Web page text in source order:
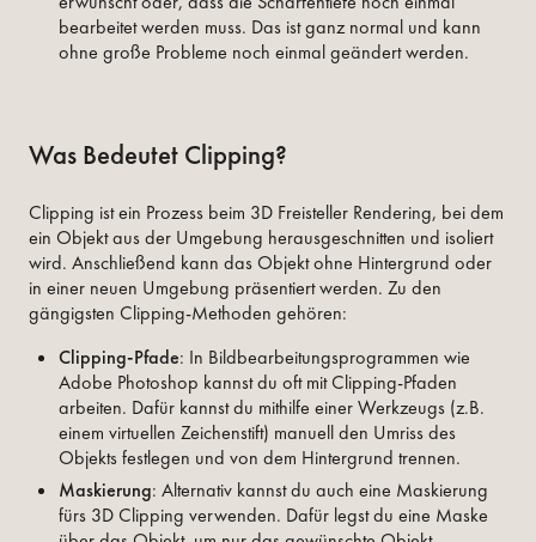
bearbeitet werden muss. Das ist ganz normal und kann
ohne große Probleme noch einmal geändert werden.
Was Bedeutet Clipping?
Clipping ist ein Prozess beim 3D Freisteller Rendering, bei dem
ein Objekt aus der Umgebung herausgeschnitten und isoliert
wird. Anschließend kann das Objekt ohne Hintergrund oder
in einer neuen Umgebung präsentiert werden. Zu den
gängigsten Clipping-Methoden gehören:
Clipping-Pfade: In Bildbearbeitungsprogrammen wie
Adobe Photoshop kannst du oft mit Clipping-Pfaden
arbeiten. Dafür kannst du mithilfe einer Werkzeugs (z.B.
einem virtuellen Zeichenstift) manuell den Umriss des
Objekts festlegen und von dem Hintergrund trennen.
Maskierung: Alternativ kannst du auch eine Maskierung
fürs 3D Clipping verwenden. Dafür legst du eine Maske